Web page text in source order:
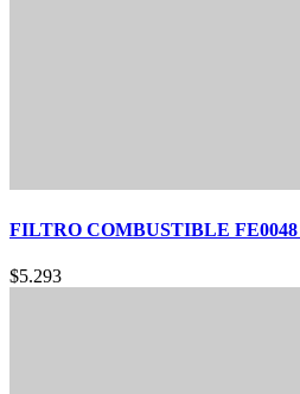
FILTRO COMBUSTIBLE
$5.293